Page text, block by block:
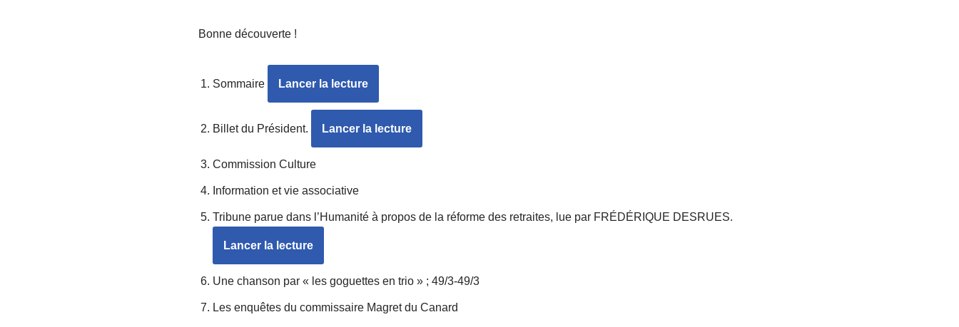
Bonne découverte !
Sommaire Lancer la lecture
Billet du Président. Lancer la lecture
Commission Culture
Information et vie associative
Tribune parue dans l’Humanité à propos de la réforme des retraites, lue par FRÉDÉRIQUE DESRUES.
Lancer la lecture
Une chanson par « les goguettes en trio » ; 49/3-49/3
Les enquêtes du commissaire Magret du Canard